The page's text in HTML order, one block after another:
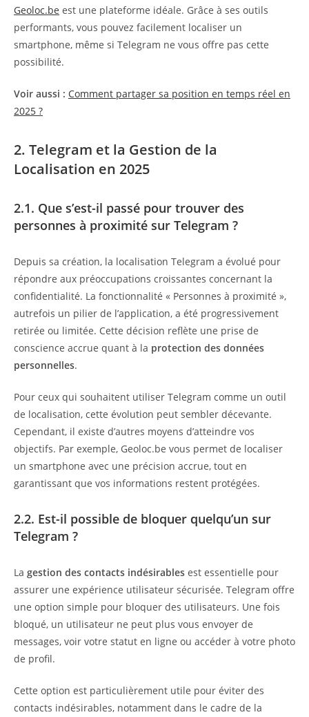
Geoloc.be est une plateforme idéale. Grâce à ses outils
performants, vous pouvez facilement localiser un
smartphone, même si Telegram ne vous offre pas cette
possibilité.
Voir aussi : Comment partager sa position en temps réel en
2025 ?
2. Telegram et la Gestion de la
Localisation en 2025
2.1. Que s’est-il passé pour trouver des
personnes à proximité sur Telegram ?
Depuis sa création, la localisation Telegram a évolué pour
répondre aux préoccupations croissantes concernant la
confidentialité. La fonctionnalité « Personnes à proximité »,
autrefois un pilier de l’application, a été progressivement
retirée ou limitée. Cette décision reflète une prise de
conscience accrue quant à la protection des données
personnelles.
Pour ceux qui souhaitent utiliser Telegram comme un outil
de localisation, cette évolution peut sembler décevante.
Cependant, il existe d’autres moyens d’atteindre vos
objectifs. Par exemple, Geoloc.be vous permet de localiser
un smartphone avec une précision accrue, tout en
garantissant que vos informations restent protégées.
2.2. Est-il possible de bloquer quelqu’un sur
Telegram ?
La gestion des contacts indésirables est essentielle pour
assurer une expérience utilisateur sécurisée. Telegram offre
une option simple pour bloquer des utilisateurs. Une fois
bloqué, un utilisateur ne peut plus vous envoyer de
messages, voir votre statut en ligne ou accéder à votre photo
de profil.
Cette option est particulièrement utile pour éviter des
contacts indésirables, notamment dans le cadre de la